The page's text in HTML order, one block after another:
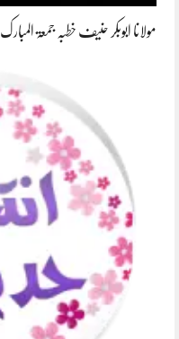
مولانا ابوبکر حنیف خطبہ جمعۃ المبارک 2023-04-21